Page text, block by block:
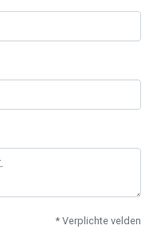
* Verplichte velden